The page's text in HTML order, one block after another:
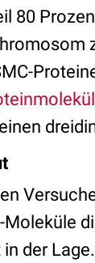
80
der